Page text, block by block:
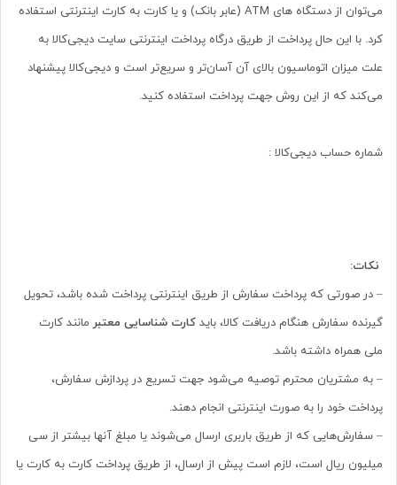
می‌توان از دستگاه های ATM (عابر بانک) و یا کارت به کارت اینترنتی استفاده
کرد. با این حال پرداخت از طریق درگاه پرداخت اینترنتی سایت دیجی‌کالا به
علت میزان اتوماسیون بالای آن آسان‌تر و سریع‌تر است و دیجی‌کالا پیشنهاد
می‌کند که از این روش جهت پرداخت استفاده کنید.
شماره حساب دیجی‌کالا :
نکات:
– در صورتی که پرداخت سفارش از طریق اینترنتی پرداخت شده باشد، تحویل
گیرنده سفارش هنگام دریافت کالا، باید کارت شناسایی معتبر مانند کارت
ملی همراه داشته باشد.
– به مشتریان محترم توصیه می‌شود جهت تسریع در پردازش سفارش،
پرداخت خود را به صورت اینترنتی انجام دهند.
– سفارش‌هایی که از طریق باربری ارسال می‌شوند یا مبلغ آنها بیشتر از سی
میلیون ریال است، لازم است پیش از ارسال، از طریق پرداخت کارت به کارت یا